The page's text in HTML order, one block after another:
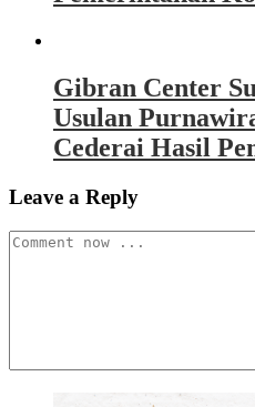
Gibran Center
Usulan
Cederai Hasil
Leave a Reply